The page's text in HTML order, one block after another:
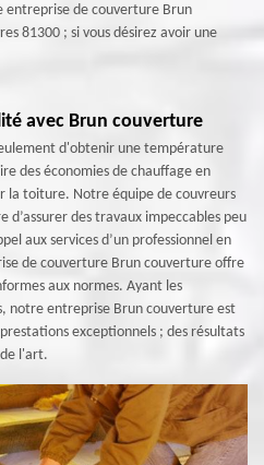
entreprise de couverture Brun
81300 ; si vous désirez avoir une
avec Brun couverture
d'obtenir une température
des économies de chauffage en
la toiture. Notre équipe de couvreurs
d’assurer des travaux impeccables peu
aux services d’un professionnel en
de couverture Brun couverture offre
aux normes. Ayant les
notre entreprise Brun couverture est
exceptionnels ; des résultats
l'art.